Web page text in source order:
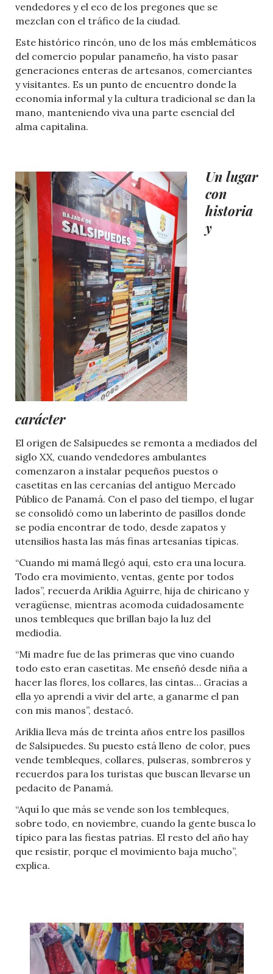
vendedores y el eco de los pregones que se
mezclan con el tráfico de la ciudad.
Este histórico rincón, uno de los más emblemáticos
del comercio popular panameño, ha visto pasar
generaciones enteras de artesanos, comerciantes
y visitantes. Es un punto de encuentro donde la
economía informal y la cultura tradicional se dan la
mano, manteniendo viva una parte esencial del
alma capitalina.
Un lugar
con
historia
y
carácter
El origen de Salsipuedes se remonta a mediados del
siglo XX, cuando vendedores ambulantes
comenzaron a instalar pequeños puestos o
casetitas en las cercanías del antiguo Mercado
Público de Panamá. Con el paso del tiempo, el lugar
se consolidó como un laberinto de pasillos donde
se podía encontrar de todo, desde zapatos y
utensilios hasta las más finas artesanías típicas.
“Cuando mi mamá llegó aquí, esto era una locura.
Todo era movimiento, ventas, gente por todos
lados”, recuerda Ariklia Aguirre, hija de chiricano y
veragüense, mientras acomoda cuidadosamente
unos tembleques que brillan bajo la luz del
mediodía.
“Mi madre fue de las primeras que vino cuando
todo esto eran casetitas. Me enseñó desde niña a
hacer las flores, los collares, las cintas… Gracias a
ella yo aprendí a vivir del arte, a ganarme el pan
con mis manos”, destacó.
Ariklia lleva más de treinta años entre los pasillos
de Salsipuedes. Su puesto está lleno de color, pues
vende tembleques, collares, pulseras, sombreros y
recuerdos para los turistas que buscan llevarse un
pedacito de Panamá.
“Aquí lo que más se vende son los tembleques,
sobre todo, en noviembre, cuando la gente busca lo
típico para las fiestas patrias. El resto del año hay
que resistir, porque el movimiento baja mucho”,
explica.